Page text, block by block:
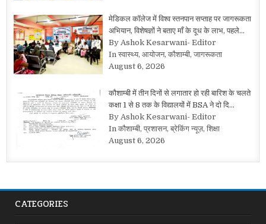
मेडिकल कॉलेज में विश्व स्तनपान सप्ताह पर जागरूकता
अभियान, विशेषज्ञों ने बताए माँ के दूध के लाभ, पहले…
By Ashok Kesarwani- Editor
In स्वास्थ्य, आयोजन, कौशाम्बी, जागरूकता
August 6, 2026
कौशाम्बी में तीन दिनों से लगातार हो रही बारिश के चलते
कक्षा 1 से 8 तक के विद्यालयों में BSA ने दो दि…
By Ashok Kesarwani- Editor
In कौशाम्बी, प्रशासन, ब्रेकिंग न्यूज़, शिक्षा
August 6, 2026
CATEGORIES